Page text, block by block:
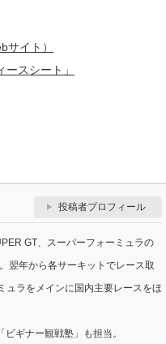
イト）
スシート」
投稿者プロフィール
GT、スーパーフォーミュラの
翌年から各サーキットでレース取
ュラをメインに国内主要レースをほ
ギナー観戦塾」も担当。